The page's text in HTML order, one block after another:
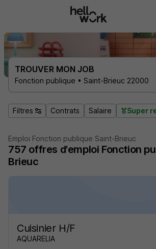
TROUVER MON JOB
Fonction publique • Saint-Brieuc 22000
Filtres Contrats Salaire Super
Emploi Fonction publique Saint-Brieuc
757 offres d'emploi Fonction
Brieuc
Cuisinier H/F
AQUARELIA